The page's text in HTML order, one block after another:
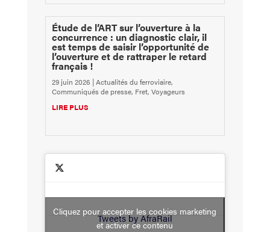
Étude de l’ART sur l’ouverture à la
concurrence : un diagnostic clair, il
est temps de saisir l’opportunité de
l’ouverture et de rattraper le retard
français !
29 juin 2026 |Actualités du ferroviaire,
Communiqués de presse, Fret, Voyageurs
LIRE PLUS
Tweets by AfraRail
Cliquez pour accepter les cookies marketing
et activer ce contenu